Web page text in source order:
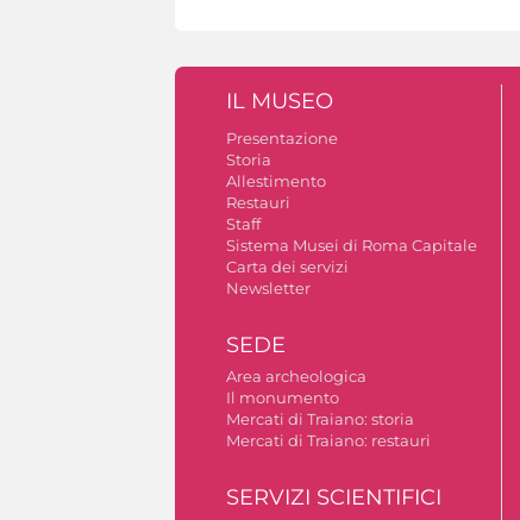
IL MUSEO
Presentazione
Storia
Allestimento
Restauri
Staff
Sistema Musei di Roma Capitale
Carta dei servizi
Newsletter
SEDE
Area archeologica
Il monumento
Mercati di Traiano: storia
Mercati di Traiano: restauri
SERVIZI SCIENTIFICI